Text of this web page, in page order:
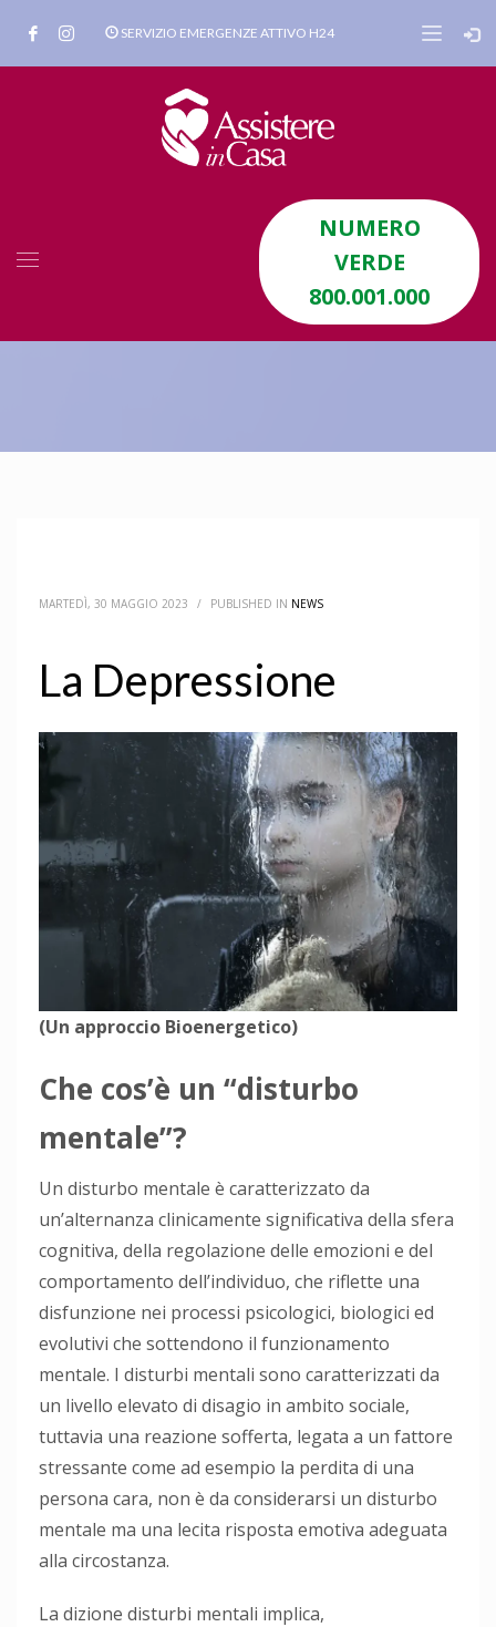
SERVIZIO EMERGENZE ATTIVO H24
NUMERO
VERDE
800.001.000
BLOG
MARTEDÌ, 30 MAGGIO 2023 / PUBLISHED IN NEWS
La Depressione
(Un approccio Bioenergetico)
Che cos’è un “disturbo
mentale”?
Un disturbo mentale è caratterizzato da
un’alternanza clinicamente significativa della sfera
cognitiva, della regolazione delle emozioni e del
comportamento dell’individuo, che riflette una
disfunzione nei processi psicologici, biologici ed
evolutivi che sottendono il funzionamento
mentale. I disturbi mentali sono caratterizzati da
un livello elevato di disagio in ambito sociale,
tuttavia una reazione sofferta, legata a un fattore
stressante come ad esempio la perdita di una
persona cara, non è da considerarsi un disturbo
mentale ma una lecita risposta emotiva adeguata
alla circostanza.
La dizione disturbi mentali implica,